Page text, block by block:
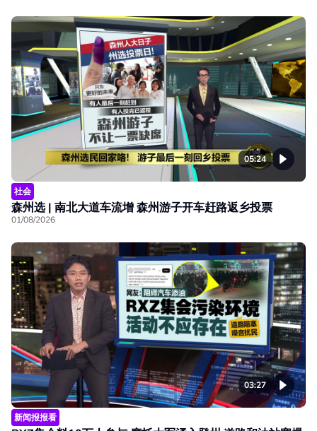
05:24
社会
森州选 | 南北大道车流增 森州游子开车赶路返乡投票
01/08/2026
03:27
新闻报报看